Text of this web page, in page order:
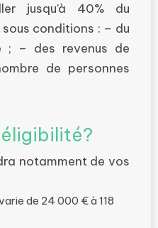
jusqu’à 40% du
conditions : – du
; – des revenus de
de personnes
notamment de vos
de 24 000 € à 118